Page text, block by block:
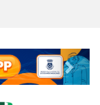
Next